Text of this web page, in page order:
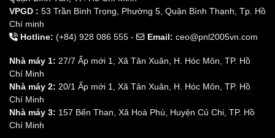
VPGD : 53 Trần Bình Trọng, Phường 5, Quận Bình Thạnh, Tp. Hồ
Chí minh
Hotline: (+84) 928 086 555 - Email: ceo@pnl2005vn.com
Nhà máy 1: 27/7 Ấp mới 1, Xã Tân Xuân, H. Hóc Môn, TP. Hồ
Chí Minh
Nhà máy 2: 20/1 Ấp mới 1, Xã Tân Xuân, H. Hóc Môn, TP. Hồ
Chí Minh
Nhà máy 3: 157 Bến Than, Xã Hoà Phú, Huyện Củ Chi, TP. Hồ
Chí Minh